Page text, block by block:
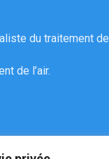
de l’air.